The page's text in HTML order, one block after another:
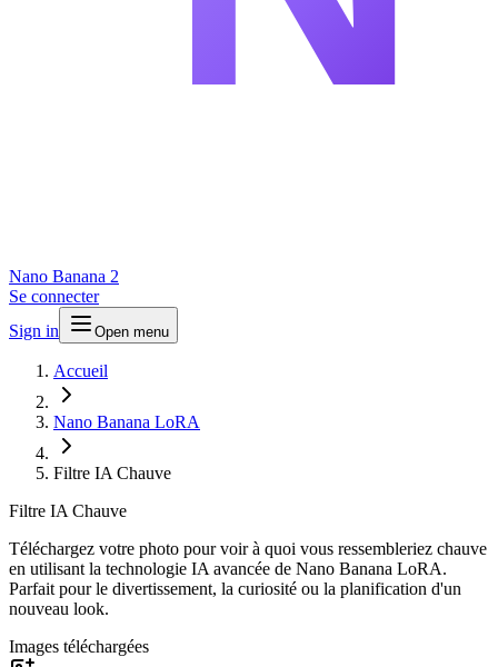
Nano Banana 2
Se connecter
Sign in
Open menu
Accueil
Nano Banana LoRA
Filtre IA Chauve
Filtre IA Chauve
Téléchargez votre photo pour voir à quoi vous ressembleriez chauve
en utilisant la technologie IA avancée de Nano Banana LoRA.
Parfait pour le divertissement, la curiosité ou la planification d'un
nouveau look.
Images téléchargées